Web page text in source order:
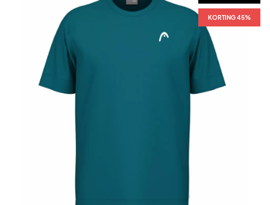
KORTING 45%
KORTING 45%